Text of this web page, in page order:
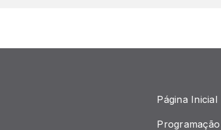
Página Inicial
Programação